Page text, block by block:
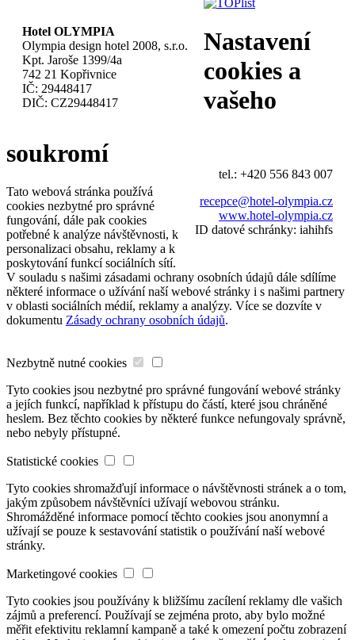
Hotel OLYMPIA
Olympia design hotel 2008, s.r.o.
Kpt. Jaroše 1399/4a
742 21 Kopřivnice
IČ: 29448417
DIČ: CZ29448417
tel.: +420 556 843 007
recepce@hotel-olympia.cz
www.hotel-olympia.cz
ID datové schránky: iahihfs
Nastavení
cookies a
vašeho
soukromí
Tato webová stránka používá
cookies nezbytné pro správné
fungování, dále pak cookies
potřebné k analýze návštěvnosti, k
personalizaci obsahu, reklamy a k
poskytování funkcí sociálních sítí.
V souladu s našimi zásadami ochrany osobních údajů dále sdílíme
některé informace o užívání naší webové stránky i s našimi partnery
v oblasti sociálních médií, reklamy a analýzy. Více se dozvíte v
dokumentu Zásady ochrany osobních údajů.
Nezbytně nutné cookies
Tyto cookies jsou nezbytné pro správné fungování webové stránky
a jejích funkcí, například k přístupu do částí, které jsou chráněné
heslem. Bez těchto cookies by některé funkce nefungovaly správně,
nebo nebyly přístupné.
Statistické cookies
Tyto cookies shromažďují informace o návštěvnosti stránek a o tom,
jakým způsobem návštěvníci užívají webovou stránku.
Shromážděné informace pomocí těchto cookies jsou anonymní a
užívají se pouze k sestavování statistik o používání naší webové
stránky.
Marketingové cookies
Tyto cookies jsou používány k bližšímu zacílení reklamy dle vašich
zájmů a preferencí. Používají se zejména proto, aby bylo možné
měřit efektivitu reklamní kampaně a také k omezení počtu zobrazení